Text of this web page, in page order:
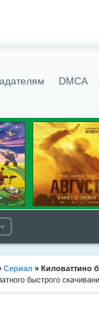
DMCA
Сериал » Киловаттино
быстрого